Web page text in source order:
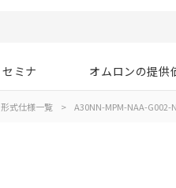
セミナ オムロンの提供
形式仕様一覧 > A30NN-MPM-NAA-G002-